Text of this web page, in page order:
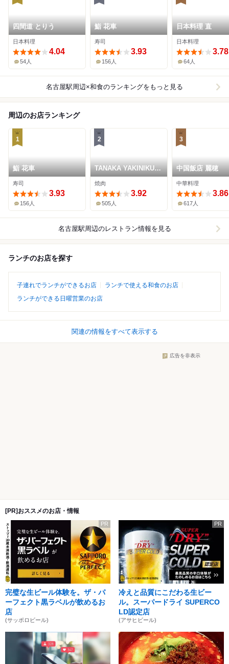
四間道 とりう
日本料理
4.04
54人
鮨 花車
寿司
3.93
156人
日本料理 直
日本料理
3.78
64人
名古屋駅周辺×和食のランキングをもっと見る
周辺のお店ランキング
1
鮨 花車
寿司
3.93
156人
2
TANAKA YAKINIKU
RESTAURANTE
焼肉
3.92
505人
3
中国飯店 麗穂
中華料理
3.86
617人
名古屋駅周辺のレストラン情報を見る
ランチのお店を探す
子連れでランチができるお店
ランチで使える和食のお店
ランチができる日曜営業のお店
関連の情報をすべて表示する
広告を非表示
[PR]おススメのお店・情報
PR
完璧な生ビール体験を。ザ・パ
ーフェクト黒ラベルが飲めるお
店
(サッポロビール)
PR
冷えと品質にこだわる生ビー
ル。スーパードライ SUPERCO
LD認定店
(アサヒビール)